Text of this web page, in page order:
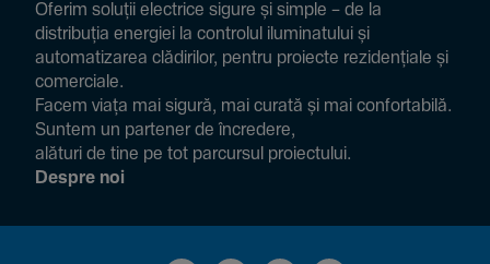
Oferim soluții electrice sigure și simple – de la
distribuția energiei la controlul ilumi­na­tului și
auto­ma­ti­zarea clădi­rilor, pentru proiecte rezi­den­țiale și
comer­ciale.
Facem viața mai sigură, mai curată și mai confor­ta­bilă.
Suntem un partener de încre­dere,
alături de tine pe tot parcursul proiec­tului.
Despre noi